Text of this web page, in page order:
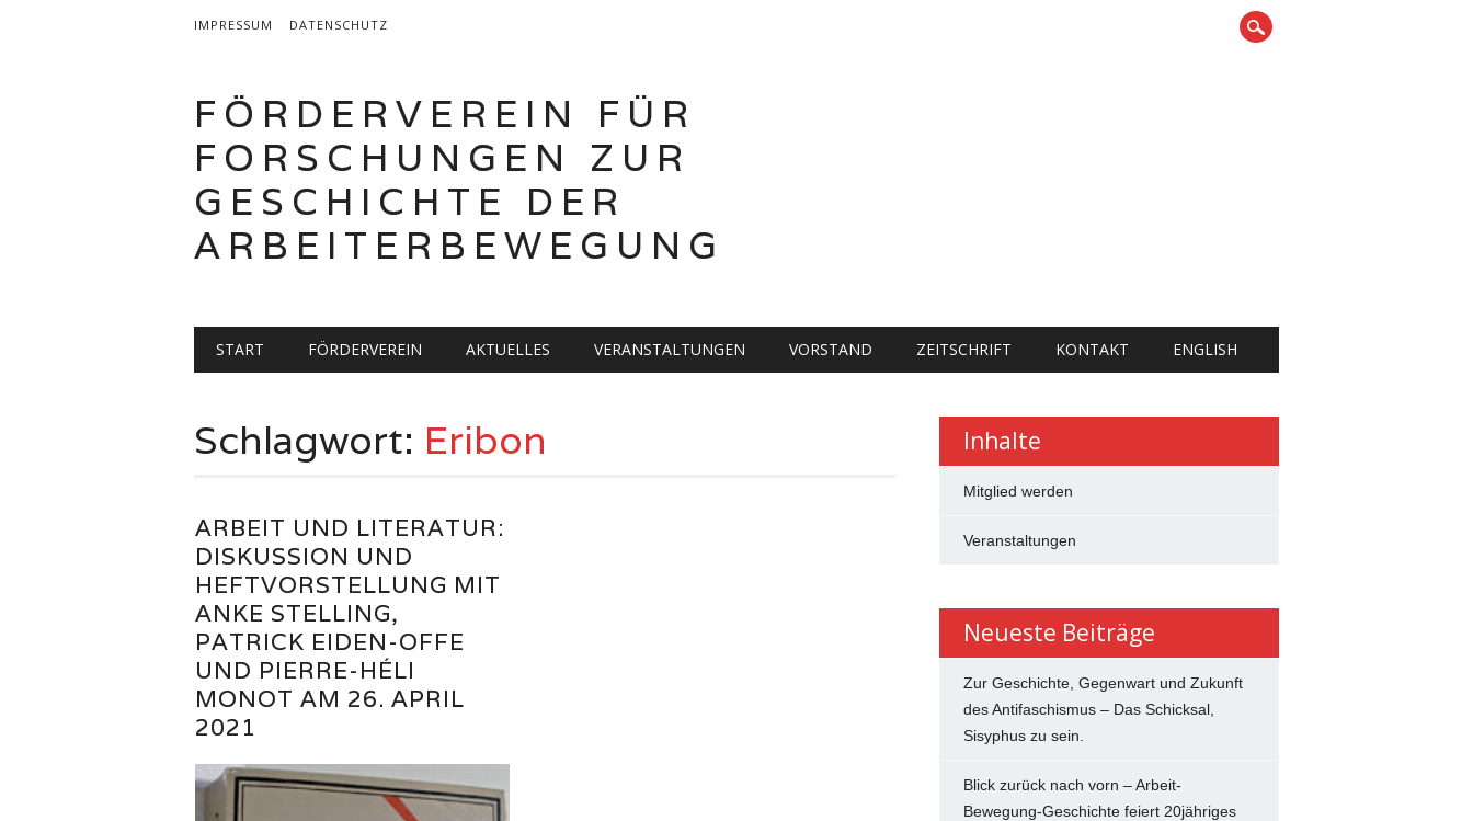
IMPRESSUM DATENSCHUTZ
FÖRDERVEREIN FÜR
FORSCHUNGEN ZUR
GESCHICHTE DER
ARBEITERBEWEGUNG
Hauptmenü
START FÖRDERVEREIN AKTUELLES VERANSTALTUNGEN VORSTAND ZEITSCHRIFT KONTAKT ENGLISH
Schlagwort: Eribon
ARBEIT UND LITERATUR:
DISKUSSION UND
HEFTVORSTELLUNG MIT
ANKE STELLING,
PATRICK EIDEN-OFFE
UND PIERRE-HÉLI
MONOT AM 26. APRIL
2021
Inhalte
Mitglied werden
Veranstaltungen
Neueste Beiträge
Zur Geschichte, Gegenwart und Zukunft
des Antifaschismus – Das Schicksal,
Sisyphus zu sein.
Blick zurück nach vorn – Arbeit-
Bewegung-Geschichte feiert 20jähriges